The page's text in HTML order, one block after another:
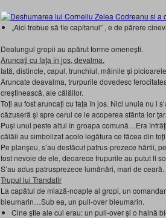
„Aici trebue să fie capitanul” , e de părere
Dealungul gropii au apărut forme omeneşti.
Aruncaţi cu faţa în jos, devalma.
Iată, distincte, capul, trunchiul, mâinile şi
Aruncate deavalma, trurpurile dovedesc
creştinească, ale călăilor.
Toţi au fost aruncaţi cu faţa în jos. Nici unuia nu i
căzuseră şi spre cerul ce le acoperea sfânta lor
Puşi unul peste altul în groapa comună…Era
călăii au simbolizat acolo legătura ce făcea din
Pe planşeu, s’au desfăcut patrus-prezece hârtii,
fost nevoie de ele, deoarece trupurile au putut fi
S’au adus patrusprezece lumânări, mari de
Trupul lui Trandafir
La capătul de miază-noapte al gropi, un
bleumarin…Sub ea, un pull-over bleumarin.
Cine ştie ale cui erau: un pull-over şi o haină